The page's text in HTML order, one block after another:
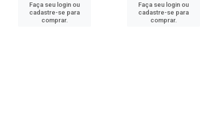
Faça seu login ou
cadastre-se para
comprar.
Faça seu login ou
cadastre-se para
comprar.